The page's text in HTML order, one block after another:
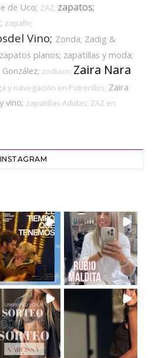
de Uco; ZAZ; zapatos;
zapallo;
Vino; Zonda; Zadig &
zapatos planos; zapatillas y moda;
zodiaco; Zaira Nara
y navegación en Potrerillos; Zaira
vino; zapatillas Adidas; ZAZ en
INSTAGRAM